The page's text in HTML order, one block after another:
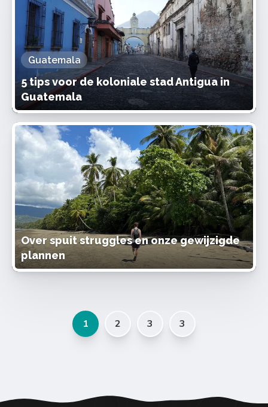
Guatemala
5 tips voor de koloniale stad Antigua in
Guatemala
Over spuit struggles en onze gewijzigde
plannen
1 2 3 3